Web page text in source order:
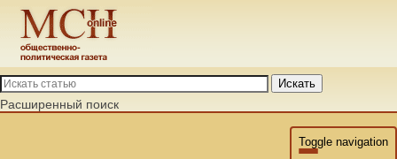
Искать
Расширенный поиск
Toggle navigation